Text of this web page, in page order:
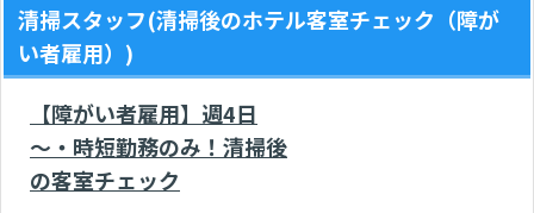
清掃スタッフ(清掃後のホテル客室チェック（障が
い者雇用）)
【障がい者雇用】週4日
～・時短勤務のみ！清掃後
の客室チェック